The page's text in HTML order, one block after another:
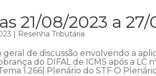
21/08/2023 a
| Resenha Tributária
de discussão envolvendo a
do DIFAL de ICMS após a LC
1.266| Plenário do STF O